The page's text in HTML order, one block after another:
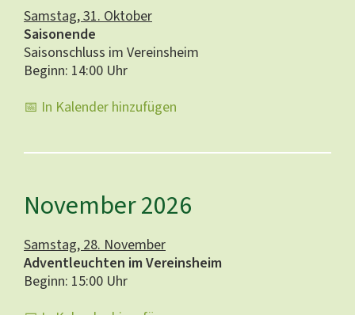
Samstag, 31. Oktober
Saisonende
Saisonschluss im Vereinsheim
Beginn: 14:00 Uhr
📅 In Kalender hinzufügen
November 2026
Samstag, 28. November
Adventleuchten im Vereinsheim
Beginn: 15:00 Uhr